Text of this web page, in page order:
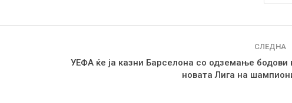
СЛЕДНА
УЕФА ќе ја казни Барселона со одземање бодови
новата Лига на